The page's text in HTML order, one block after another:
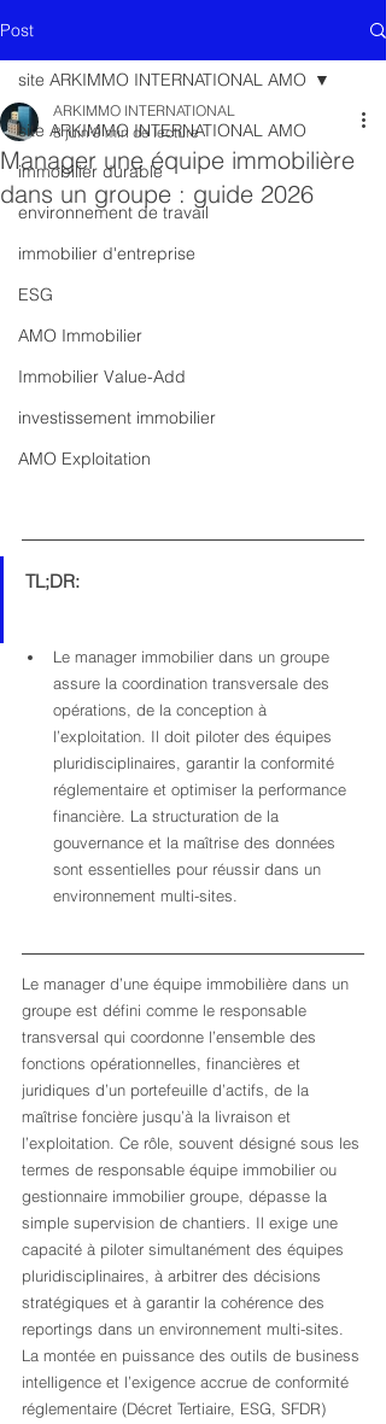
Post
site ARKIMMO INTERNATIONAL AMO
immobilier durable
environnement de travail
immobilier d'entreprise
ESG
AMO Immobilier
Immobilier Value-Add
investissement immobilier
AMO Exploitation
site ARKIMMO INTERNATIONAL AMO
Manager une équipe immobilière
dans un groupe : guide 2026
ARKIMMO INTERNATIONAL
8 juin 9 min de lecture
TL;DR:
Le manager immobilier dans un groupe
assure la coordination transversale des
opérations, de la conception à
l’exploitation. Il doit piloter des équipes
pluridisciplinaires, garantir la conformité
réglementaire et optimiser la performance
financière. La structuration de la
gouvernance et la maîtrise des données
sont essentielles pour réussir dans un
environnement multi-sites.
Le manager d’une équipe immobilière dans un
groupe est défini comme le responsable
transversal qui coordonne l’ensemble des
fonctions opérationnelles, financières et
juridiques d’un portefeuille d’actifs, de la
maîtrise foncière jusqu’à la livraison et
l’exploitation. Ce rôle, souvent désigné sous les
termes de responsable équipe immobilier ou
gestionnaire immobilier groupe, dépasse la
simple supervision de chantiers. Il exige une
capacité à piloter simultanément des équipes
pluridisciplinaires, à arbitrer des décisions
stratégiques et à garantir la cohérence des
reportings dans un environnement multi-sites.
La montée en puissance des outils de business
intelligence et l’exigence accrue de conformité
réglementaire (Décret Tertiaire, ESG, SFDR)